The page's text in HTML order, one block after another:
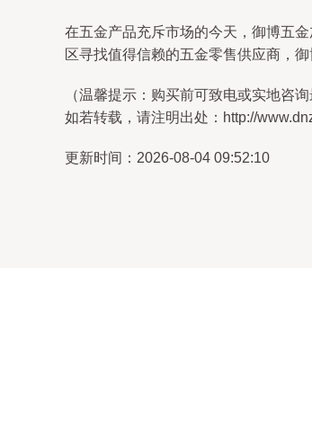
在五金产品充斥市场的今天，御博五
区寻找值得信赖的五金零售供应商，
（温馨提示：购买前可致电或实地咨
如若转载，请注明出处：http://
更新时间：2026-08-04 09:52:10